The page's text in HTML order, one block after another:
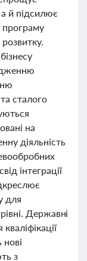
й підсилює
програму
сталого
на
діяльність
інтеграції
для
Державні
з